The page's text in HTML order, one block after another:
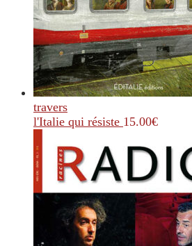
travers
l'Italie qui résiste 15.00€